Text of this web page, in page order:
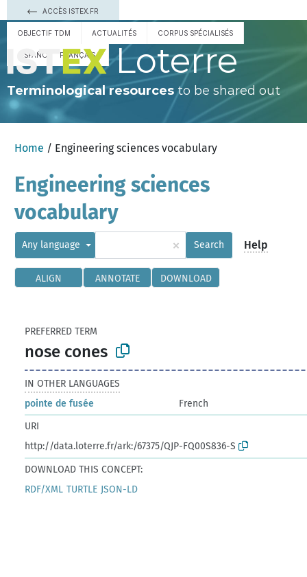
ACCÈS ISTEX.FR
OBJECTIF TDM ACTUALITÉS CORPUS SPÉCIALISÉS
ESPAÑOL FRANÇAIS Loterre
Terminological resourcesto be shared out
Home / Engineering sciences vocabulary
Engineering sciences
vocabulary
Any language × Search Help
ALIGN ANNOTATE DOWNLOAD
PREFERRED TERM
nose cones
IN OTHER LANGUAGES
pointe de fusée
French
URI
http://data.loterre.fr/ark:/67375/QJP-FQ00S836-S
DOWNLOAD THIS CONCEPT:
RDF/XML TURTLE JSON-LD